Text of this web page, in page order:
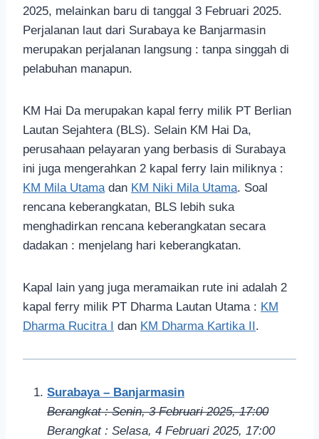
2025, melainkan baru di tanggal 3 Februari 2025.
Perjalanan laut dari Surabaya ke Banjarmasin
merupakan perjalanan langsung : tanpa singgah di
pelabuhan manapun.
KM Hai Da merupakan kapal ferry milik PT Berlian
Lautan Sejahtera (BLS). Selain KM Hai Da,
perusahaan pelayaran yang berbasis di Surabaya
ini juga mengerahkan 2 kapal ferry lain miliknya :
KM Mila Utamadan KM Niki Mila Utama. Soal
rencana keberangkatan, BLS lebih suka
menghadirkan rencana keberangkatan secara
dadakan : menjelang hari keberangkatan.
Kapal lain yang juga meramaikan rute ini adalah 2
kapal ferry milik PT Dharma Lautan Utama : KM
Dharma Rucitra I
dan KM Dharma Kartika II .
Surabaya – Banjarmasin
Berangkat : Senin, 3 Februari 2025, 17:00
Berangkat : Selasa, 4 Februari 2025, 17:00